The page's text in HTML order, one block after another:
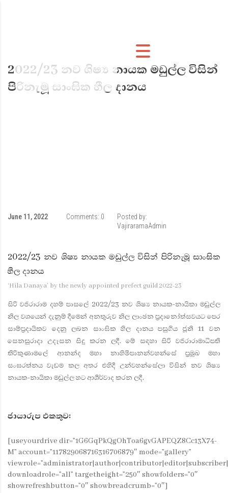
2022/23 නව ශිෂ්‍ය නායක මඩුල්ල විසින්
පිරිනැමූ සාංඝික හීල දානය
June 11, 2022 Comments: 0
Posted by:
VajiraramaAdmin
2022/23 නව ශිෂ්‍ය නායක මඩුල්ල විසින් පිරිනැමූ සාංඝික
හීල දානය
‘Hila Danaya’ by the newly appointed prefect guild 2022-23
සිරි වජිරාරාම දහම් පාසලේ 2022/23 නව ශිෂ්‍ය නායක-නායිකා මඩුල්ල
නිල වශයෙන් දැනුම් දීමෙන් අනතුරුව නිල ලාංඡන ප්‍රදානෝත්සවයට පෙර
සාම්ප්‍රදායිකව දෙනු ලබන සාංඝික හිල දානය පසුගිය ජූනි 11 වන
සෙනසුරාදා උදෑසන සිදු කරන ලදී. මේ සඳහා සිරි වජිරාරාමාධිපති
තිරිකුණාමලේ ආනන්ද මහා නාහිමිපානන්වහන්සේ ප්‍රමුඛ මහා
සංඝරත්නය වැඩම කල අතර එහිදී උන්වහන්සේලා විසින් නව ශිෂ්‍ය
නායක-නායිකා මඩුල්ල හට ආශීර්වාද කරන ලදී.
ජායාරුප එකතුව:
[useyourdrive dir=”1G6GqPkQgOhToa6gvGAPEQZ8Cc13X74-
M” account=”117829068716316706879″ mode=”gallery”
downloadrole=”all” targetheight=”250″ showfolders=”0″
showrefreshbutton=”0″ showbreadcrumb=”0″]